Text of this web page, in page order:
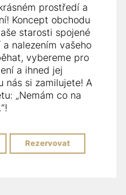
prostředí a
Koncept obchodu
starosti spojené
nalezením vašeho
vybereme pro
a ihned jej
nás si zamilujete! A
„Nemám co na
Rezervovat